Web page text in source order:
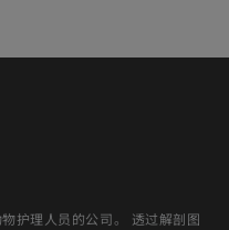
护理人员的公司。 透过解剖图